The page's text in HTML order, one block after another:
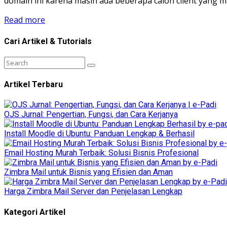
Read more
Cari Artikel & Tutorials
Artikel Terbaru
OJS Jurnal: Pengertian, Fungsi, dan Cara Kerjanya
Install Moodle di Ubuntu: Panduan Lengkap & Berhasil
Email Hosting Murah Terbaik: Solusi Bisnis Profesional
Zimbra Mail untuk Bisnis yang Efisien dan Aman
Harga Zimbra Mail Server dan Penjelasan Lengkap
Kategori Artikel